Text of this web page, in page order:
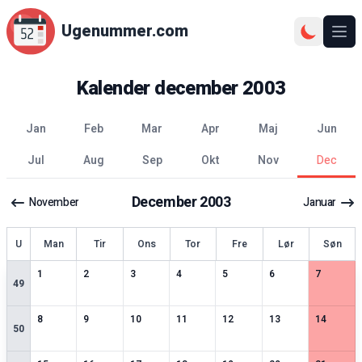
Ugenummer.com
Kalenderdecember2003
jan feb mar apr maj
jun
jul
aug sep okt nov dec
November December2003 Januar
Uge Man Tir Ons Tor Fre Lør Søn
49
10 særlige datoer
2
0særlige datoer
3
0særlige datoer
4
0særlige datoer
5
0særlige datoer
6
0særlige datoer
7
0særlige
50
8
0særlige datoer
9
0særlige datoer
10
0særlige datoer
11
0særlige datoer
12
0særlige datoer
13
0særlige datoer
14
0særlige